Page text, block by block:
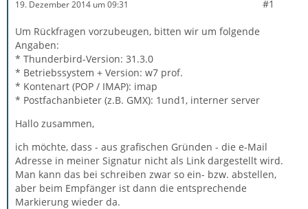
19. Dezember 2014 um 09:31 #1
Um Rückfragen vorzubeugen, bitten wir um folgende
Angaben:
* Thunderbird-Version: 31.3.0
* Betriebssystem + Version: w7 prof.
* Kontenart (POP / IMAP): imap
* Postfachanbieter (z.B. GMX): 1und1, interner server
Hallo zusammen,
ich möchte, dass - aus grafischen Gründen - die e-Mail
Adresse in meiner Signatur nicht als Link dargestellt wird.
Man kann das bei schreiben zwar so ein- bzw. abstellen,
aber beim Empfänger ist dann die entsprechende
Markierung wieder da.